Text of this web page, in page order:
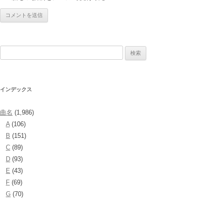
インデックス
曲名 (1,986)
A(106)
B (151)
C (89)
D (93)
E (43)
F (69)
G (70)